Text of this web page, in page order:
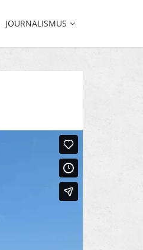
JOURNALISMUS